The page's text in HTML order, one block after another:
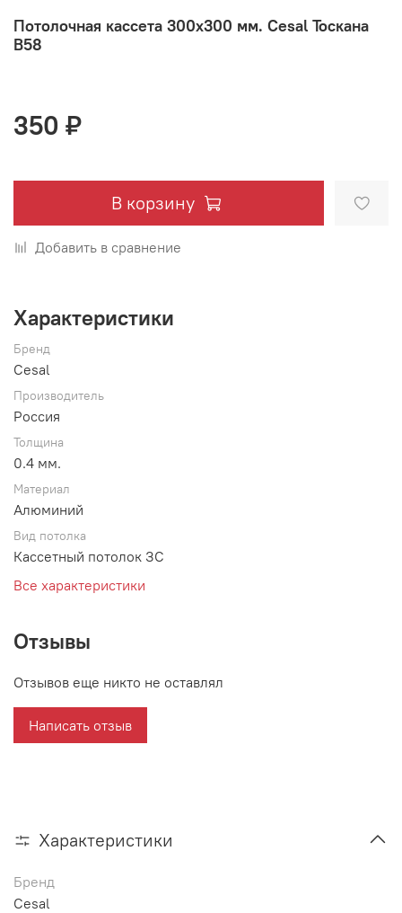
Потолочная кассета 300х300 мм. Cesal Тоскана
В58
350 ₽
В корзину
Добавить в сравнение
Характеристики
Бренд
Cesal
Производитель
Россия
Толщина
0.4 мм.
Материал
Алюминий
Вид потолка
Кассетный потолок ЗС
Все характеристики
Отзывы
Отзывов еще никто не оставлял
Написать отзыв
Характеристики
Бренд
Cesal